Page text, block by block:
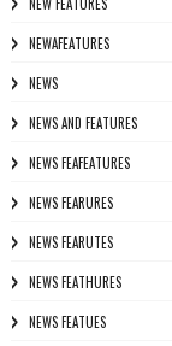
NEWAFEATURES
NEWS
NEWS AND FEATURES
NEWS FEAFEATURES
NEWS FEARURES
NEWS FEARUTES
NEWS FEATHURES
NEWS FEATUES